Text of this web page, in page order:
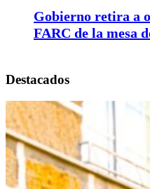
Gobierno retira a
FARC de la mesa
Destacados